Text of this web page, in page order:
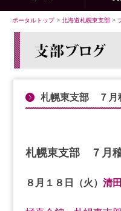
ポータルトップ> 北海道札幌東支部 >
札幌東支部 ７月
札幌東支部 ７月
８月１８日（火） 清